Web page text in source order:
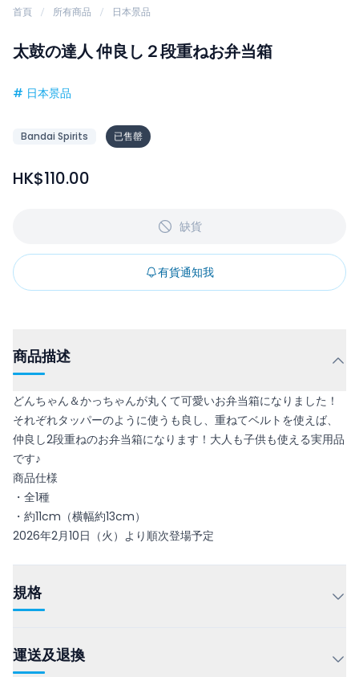
首頁 所有商品 日本景品
太鼓の達人 仲良し２段重ねお弁当箱
# 日本景品
Bandai Spirits 已售罄
HK$110.00
缺貨
有貨通知我
商品描述
どんちゃん＆かっちゃんが丸くて可愛いお弁当箱になりました！
それぞれタッパーのように使うも良し、重ねてベルトを使えば、
仲良し2段重ねのお弁当箱になります！大人も子供も使える実用品
です♪
商品仕様
・全1種
・約11cm（横幅約13cm）
2026年2月10日（火）より順次登場予定
規格
運送及退換